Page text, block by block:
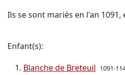
Ils se sont mariés en l'an 1091,
Enfant(s):
Blanche de Breteuil 1091-